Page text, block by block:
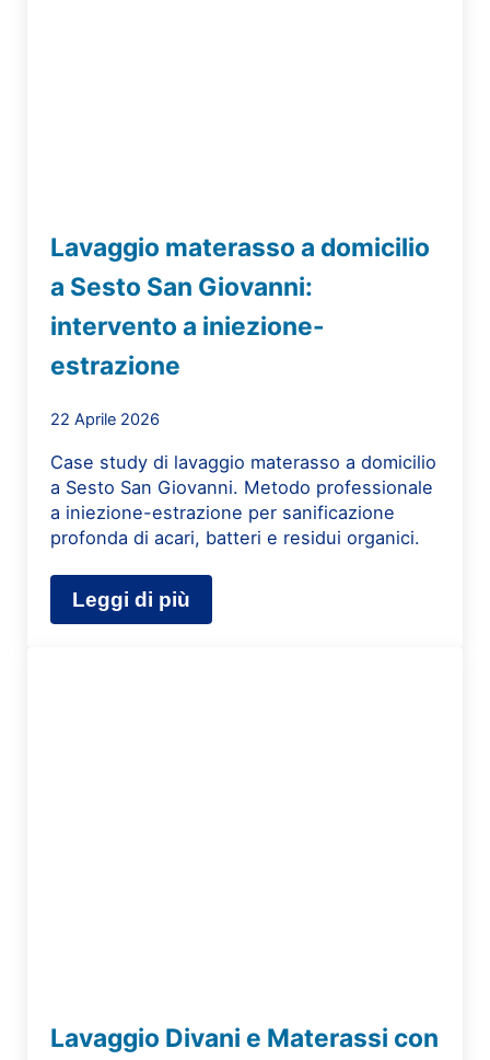
Lavaggio materasso a domicilio
a Sesto San Giovanni:
intervento a iniezione-
estrazione
22 Aprile 2026
Case study di lavaggio materasso a domicilio
a Sesto San Giovanni. Metodo professionale
a iniezione-estrazione per sanificazione
profonda di acari, batteri e residui organici.
Leggi di piùLavaggio materasso a domicilio a
Lavaggio Divani e Materassi con